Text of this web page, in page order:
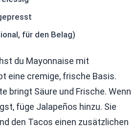
für den Belag)
du Mayonnaise mit
eine cremige, frische Basis.
bringt Säure und Frische. Wenn
füge Jalapeños hinzu. Sie
den Tacos einen zusätzlichen